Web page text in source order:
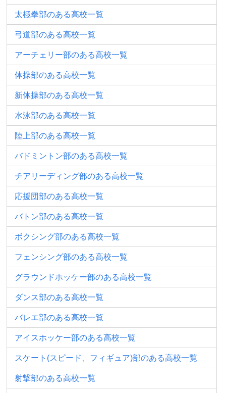
太極拳部のある高校一覧
弓道部のある高校一覧
アーチェリー部のある高校一覧
体操部のある高校一覧
新体操部のある高校一覧
水泳部のある高校一覧
陸上部のある高校一覧
バドミントン部のある高校一覧
チアリーディング部のある高校一覧
応援団部のある高校一覧
バトン部のある高校一覧
ボクシング部のある高校一覧
フェンシング部のある高校一覧
グラウンドホッケー部のある高校一覧
ダンス部のある高校一覧
バレエ部のある高校一覧
アイスホッケー部のある高校一覧
スケート(スピード、フィギュア)部のある高校一覧
射撃部のある高校一覧